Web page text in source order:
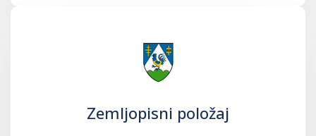
Zemljopisni položaj